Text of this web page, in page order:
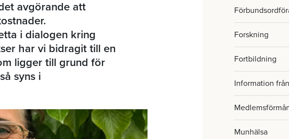
Forskning
Fortbildning
Information
Munhälsa
avgörande att
i dialogen kring
har vi bidragit till en
ligger till grund för
syns i